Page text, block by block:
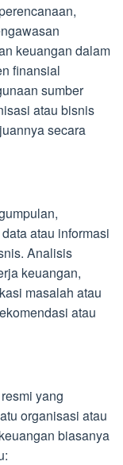
keuangan dalam
finansial
sumber
atau bisnis
secara
atau informasi
Analisis
keuangan,
masalah atau
atau
yang
organisasi atau
biasanya